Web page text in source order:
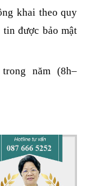
khai theo quy
được bảo mật
năm (8h–